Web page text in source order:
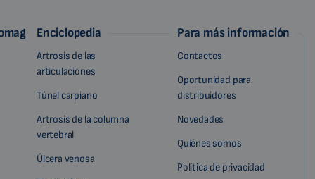
Enciclopedia
Artrosis de las
articulaciones
Túnel carpiano
Artrosis de la columna
vertebral
Úlcera venosa
Para más información
Contactos
Oportunidad para
distribuidores
Novedades
Quiénes somos
Política de privacidad